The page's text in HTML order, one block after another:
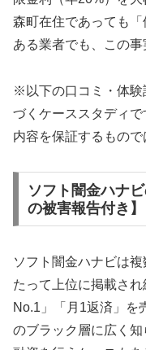
森町在住であっても
ある業者でも、この事
※以下の口コミ・体験
づくケーススタディ
内容を保証するもので
ソフト闇金ハナ
の被害報告付き】
ソフト闇金ハナビは
たって上位に掲載さ
No.1」「月1返済」を
のブラック層に広く